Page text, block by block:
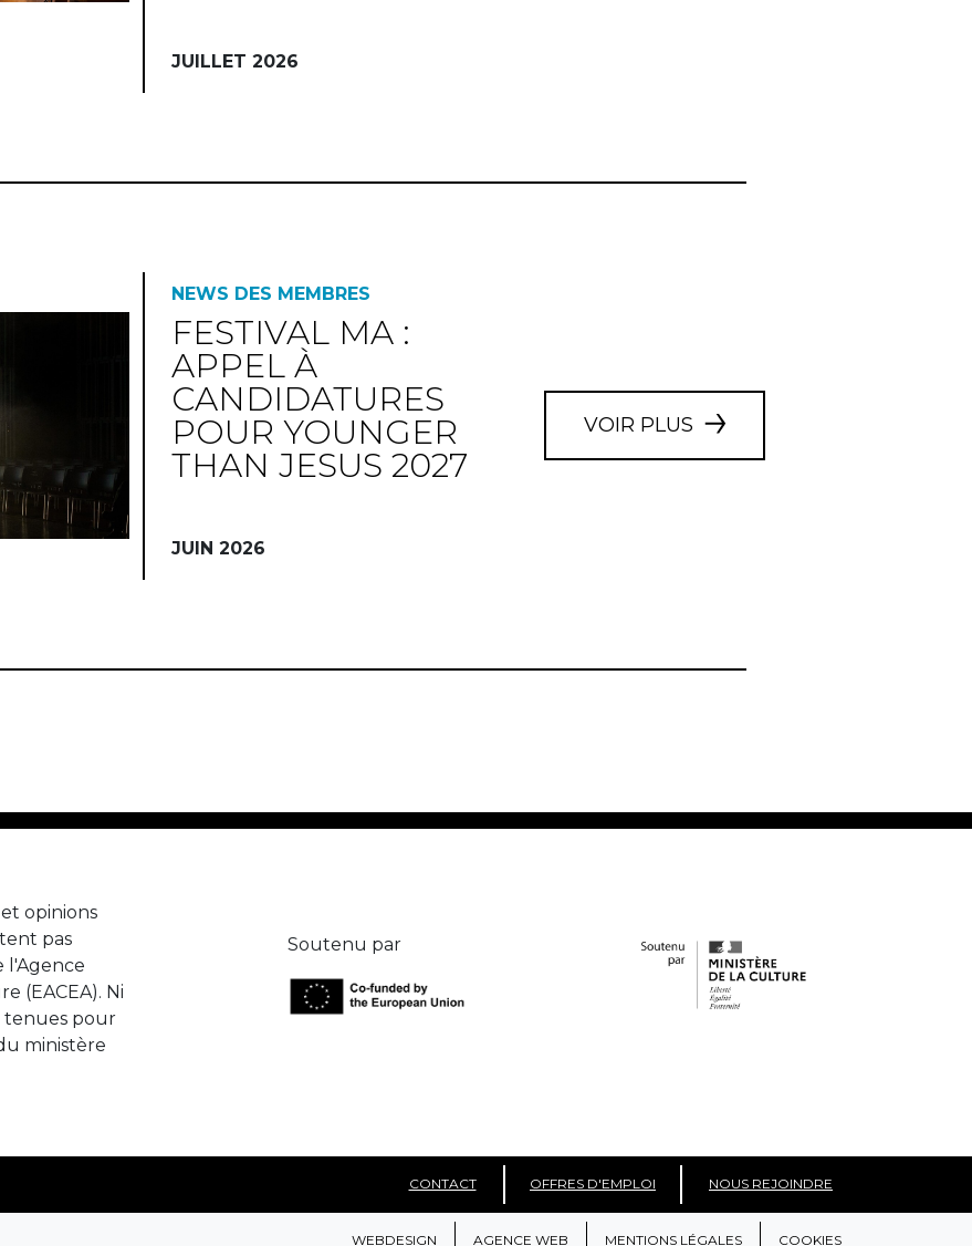
JUILLET 2026
NEWS DES MEMBRES
FESTIVAL MA :
APPEL À
CANDIDATURES
POUR YOUNGER
THAN JESUS 2027
JUIN 2026
VOIR PLUS
opinions
pas
l'Agence
(EACEA). Ni
tenues pour
ministère
Soutenu par
CONTACT OFFRES D'EMPLOI NOUS REJOINDRE
WEBDESIGN AGENCE WEB MENTIONS LÉGALES COOKIES